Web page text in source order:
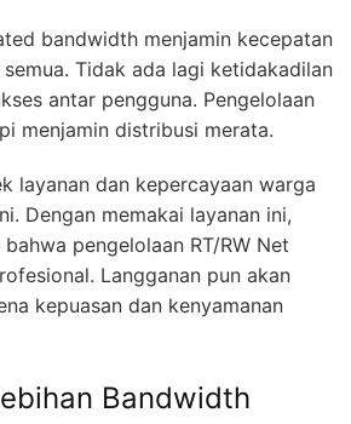
bandwidth menjamin kecepatan
Tidak ada lagi ketidakadilan
antar pengguna. Pengelolaan
menjamin distribusi merata.
layanan dan kepercayaan warga
Dengan memakai layanan ini,
pengelolaan RT/RW Net
Langganan pun akan
kepuasan dan kenyamanan
Bandwidth